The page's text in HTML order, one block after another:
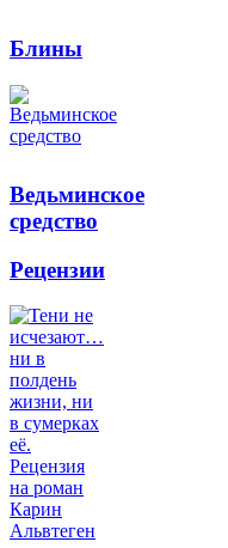
Блины
Ведьминское
средство
Рецензии